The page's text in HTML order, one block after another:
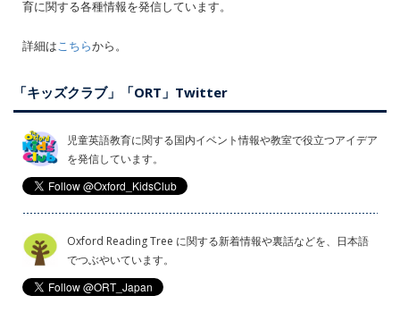
育に関する各種情報を発信しています。
詳細はこちらから。
「キッズクラブ」「ORT」Twitter
児童英語教育に関する国内イベント情報や教室で役立つアイデア
を発信しています。
Oxford Reading Tree に関する新着情報や裏話などを、日本語
でつぶやいています。